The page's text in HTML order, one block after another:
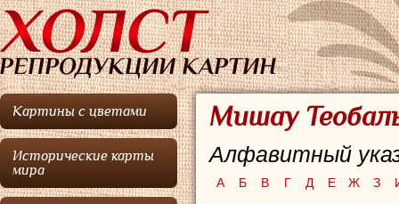
Картины с цветами
Исторические карты
мира
Мишау
Алфавитный
А Б В Г Д Е Ж З